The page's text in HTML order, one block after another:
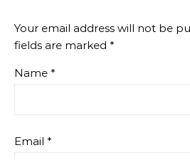
Your email address will not be
fields are marked *
Name *
Email *